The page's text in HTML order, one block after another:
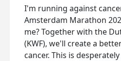
I'm running against
Amsterdam Marathon
me? Together with the
(KWF), we'll create a
cancer. This is